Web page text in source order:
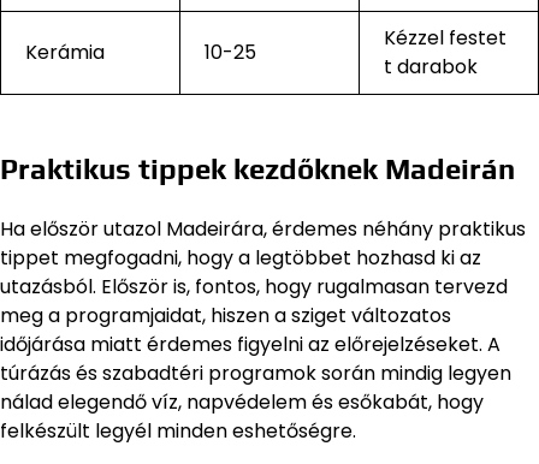
Kerámia 10-25
Kézzel festet
t darabok
Praktikus tippek kezdőknek Madeirán
Ha először utazol Madeirára, érdemes néhány praktikus
tippet megfogadni, hogy a legtöbbet hozhasd ki az
utazásból. Először is, fontos, hogy rugalmasan tervezd
meg a programjaidat, hiszen a sziget változatos
időjárása miatt érdemes figyelni az előrejelzéseket. A
túrázás és szabadtéri programok során mindig legyen
nálad elegendő víz, napvédelem és esőkabát, hogy
felkészült legyél minden eshetőségre.